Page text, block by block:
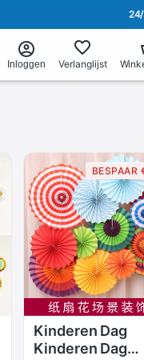
Inloggen Verlanglijst
BESPAAR
Kinderen Dag
Kinderen Dag